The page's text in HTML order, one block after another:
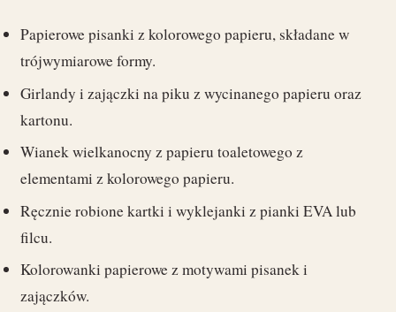
Papierowe pisanki z kolorowego papieru, składane w
trójwymiarowe formy.
Girlandy i zajączki na piku z wycinanego papieru oraz
kartonu.
Wianek wielkanocny z papieru toaletowego z
elementami z kolorowego papieru.
Ręcznie robione kartki i wyklejanki z pianki EVA lub
filcu.
Kolorowanki papierowe z motywami pisanek i
zajączków.